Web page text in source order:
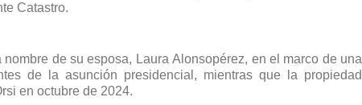
Catastro.
de su esposa, Laura Alonsopérez, en el marco de una
de la asunción presidencial, mientras que la propiedad
en octubre de 2024.